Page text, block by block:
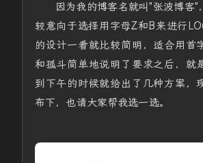
因为我的博客名就叫"张波博客"
较意向于选择用字母Z和B来进行
的设计一看就比较简明，适合用首
和孤斗简单地说明了要求之后，就
到下午的时候就给出了几种方案，
布下，也请大家帮我选一选。